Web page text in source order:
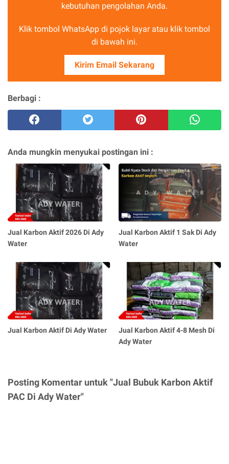
kebutuhan pengolahan Anda.
Klik tombol WhatsApp di pojok layar atau klik tombol
di bawah ini.
Kirim Email Sekarang
Berbagi :
Anda mungkin menyukai postingan ini :
Jual Karbon Aktif 2026 Di Ady
Water
Jual Karbon Aktif 1 Sak Di Ady
Water
Jual Karbon Aktif Di Ady Water
Jual Karbon Aktif 4-8 Mesh Di
Ady Water
Posting Komentar untuk "Jual Bubuk Karbon Aktif
PAC Di Ady Water"